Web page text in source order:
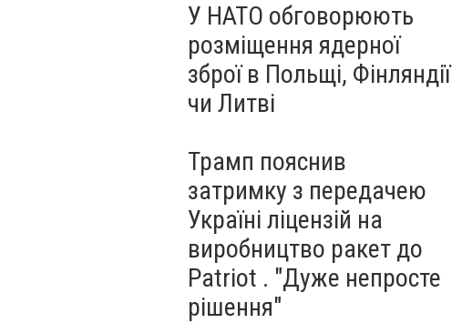
У НАТО обговорюють
розміщення ядерної
зброї в Польщі, Фінляндії
чи Литві
Трамп пояснив
затримку з передачею
Україні ліцензій на
виробництво ракет до
Patriot . "Дуже непросте
рішення"